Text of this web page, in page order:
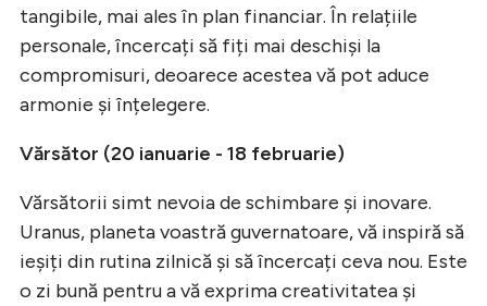
tangibile, mai ales în plan financiar. În relațiile
personale, încercați să fiți mai deschiși la
compromisuri, deoarece acestea vă pot aduce
armonie și înțelegere.
Vărsător (20 ianuarie - 18 februarie)
Vărsătorii simt nevoia de schimbare și inovare.
Uranus, planeta voastră guvernatoare, vă inspiră să
ieșiți din rutina zilnică și să încercați ceva nou. Este
o zi bună pentru a vă exprima creativitatea și